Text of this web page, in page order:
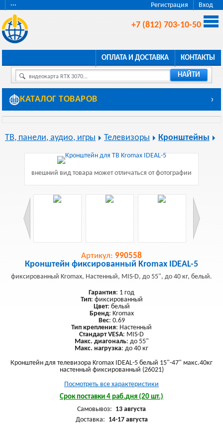
Регистрация Вход
···
+7 (812) 703-10-50
ОПЛАТА И ДОСТАВКА КОНТАКТЫ
видеокарта RTX 3070... НАЙТИ
КАТАЛОГ ТОВАРОВ ›
ТВ, панели, аудио, игры Телевизоры Кронштейны
внешний вид товара может отличаться от фотографии
Артикул: 990558
Кронштейн фиксированный Kromax IDEAL-5
фиксированный Kromax, Настенный, MIS-D, до 55", до 40 кг, белый.
Гарантия: 1 год
Тип: фиксированный
Цвет: белый
Бренд: Kromax
Вес: 0.69
Тип крепления: Настенный
Стандарт VESA: MIS-D
Макс. диагональ: до 55"
Макс. нагрузка: до 40 кг
Кронштейн для телевизора Kromax IDEAL-5 белый 15"-47" макс.40кг
настенный фиксированный (26021)
Посмотреть все характеристики
Срок поставки 4 раб.дня (20 шт.)
Самовывоз: 13 августа
Доставка: 14-17 августа